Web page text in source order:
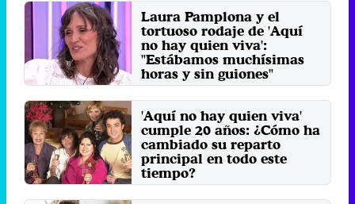
Laura Pamplona y el
tortuoso rodaje de 'Aquí
no hay quien viva':
"Estábamos muchísimas
horas y sin guiones"
Jueves 7 Agosto 2025 12:49 (hace
11 minutos)
'Aquí no hay quien viva'
cumple 20 años: ¿Cómo ha
cambiado su reparto
principal en todo este
tiempo?
Jueves 7 Septiembre 2023 11:18